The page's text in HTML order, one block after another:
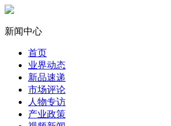
新闻中心
首页
业界动态
新品速递
市场评论
人物专访
产业政策